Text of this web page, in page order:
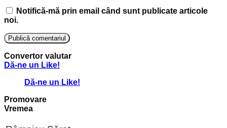
Notifică-mă prin email când sunt publicate articole
noi.
Convertor valutar
Dă-ne un Like!
Dă-ne un Like!
Promovare
Vremea